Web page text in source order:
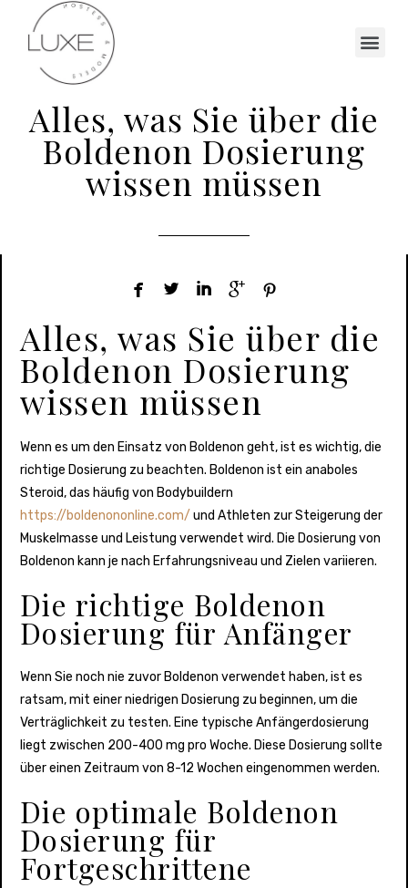
Alles, was Sie über die
Boldenon Dosierung
wissen müssen
    
Alles, was Sie über die
Boldenon Dosierung
wissen müssen
Wenn es um den Einsatz von Boldenon geht, ist es wichtig, die
richtige Dosierung zu beachten. Boldenon ist ein anaboles
Steroid, das häufig von Bodybuildern
https://boldenononline.com/ und Athleten zur Steigerung der
Muskelmasse und Leistung verwendet wird. Die Dosierung von
Boldenon kann je nach Erfahrungsniveau und Zielen variieren.
Die richtige Boldenon
Dosierung für Anfänger
Wenn Sie noch nie zuvor Boldenon verwendet haben, ist es
ratsam, mit einer niedrigen Dosierung zu beginnen, um die
Verträglichkeit zu testen. Eine typische Anfängerdosierung
liegt zwischen 200-400 mg pro Woche. Diese Dosierung sollte
über einen Zeitraum von 8-12 Wochen eingenommen werden.
Die optimale Boldenon
Dosierung für
Fortgeschrittene